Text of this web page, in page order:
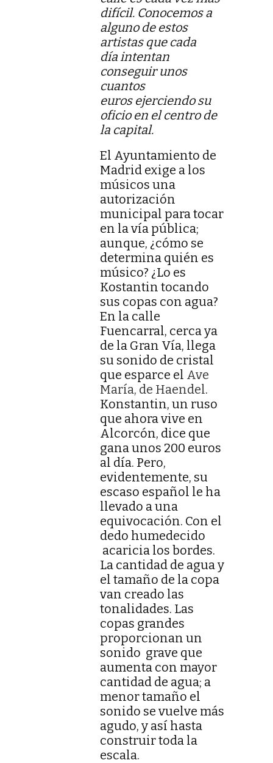
difícil. Conocemos a
alguno de estos
artistas que cada
día intentan
conseguir unos
cuantos
euros ejerciendo su
oficio en el centro de
la capital.
El Ayuntamiento de
Madrid exige a los
músicos una
autorización
municipal para tocar
en la vía pública;
aunque, ¿cómo se
determina quién es
músico? ¿Lo es
Kostantin tocando
sus copas con agua?
En la calle
Fuencarral, cerca ya
de la Gran Vía, llega
su sonido de cristal
que esparce el Ave
María, de Haendel.
Konstantin, un ruso
que ahora vive en
Alcorcón, dice que
gana unos 200 euros
al día. Pero,
evidentemente, su
escaso español le ha
llevado a una
equivocación. Con el
dedo humedecido
acaricia los bordes.
La cantidad de agua y
el tamaño de la copa
van creado las
tonalidades. Las
copas grandes
proporcionan un
sonido grave que
aumenta con mayor
cantidad de agua; a
menor tamaño el
sonido se vuelve más
agudo, y así hasta
construir toda la
escala.